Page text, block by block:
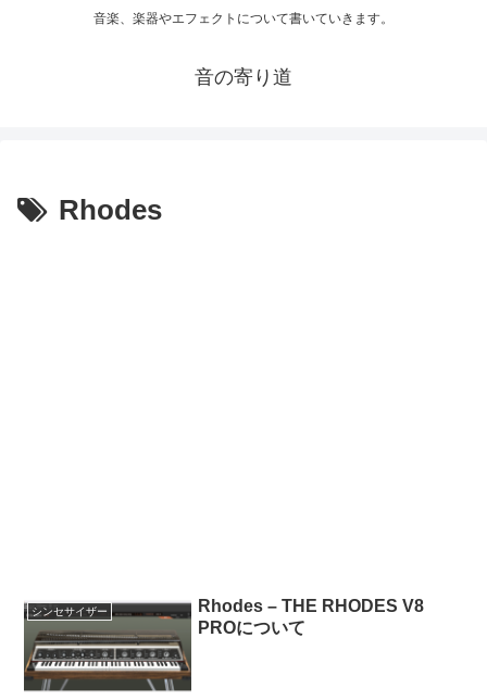
音楽、楽器やエフェクトについて書いていきます。
音の寄り道
Rhodes
シンセサイザー
Rhodes – THE RHODES V8
PROについて